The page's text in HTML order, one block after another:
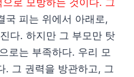
로 모방하는 것이다. 그
국 피는 위에서 아래로,
다. 하지만 그 부모만 탓
로는 부족하다. 우리 모
. 그 권력을 방관하고, 그